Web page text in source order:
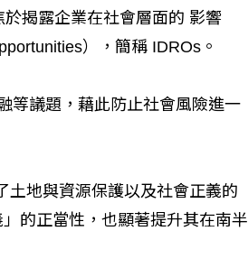
於揭露企業在社會層面的 影響
），簡稱 IDROs。
等議題，藉此防止社會風險進一
土地與資源保護以及社會正義的
的正當性，也顯著提升其在南半